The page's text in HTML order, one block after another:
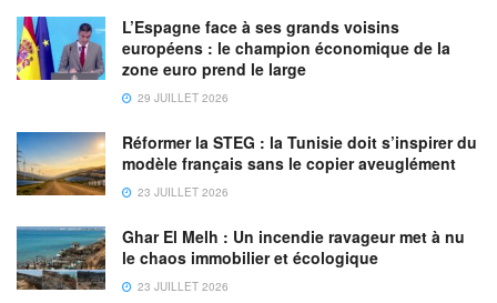
Les clients sont invités à vérifier les dernières restrictions
gouvernementales en matière de voyage dans leur pays
d’origine et à s’assurer qu’ils répondent aux exigences de
leur destination finale. Pour plus d’informations sur
conditions d’entrée des visiteurs internationaux
à
Dubaï, consultez le site
https://www.emirates.com/english/help/covid-19/dubai-
L’Espagne face à ses grands voisins
européens : le champion économique de la
zone euro prend le large
29 JUILLET 2026
Réformer la STEG : la Tunisie doit s’inspirer du
modèle français sans le copier aveuglément
23 JUILLET 2026
Ghar El Melh : Un incendie ravageur met à nu
le chaos immobilier et écologique
23 JUILLET 2026